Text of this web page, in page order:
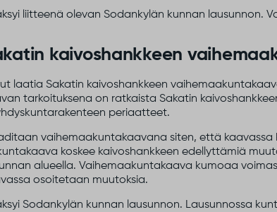
liitteenä olevan Sodankylän kunnan lausunnon.
kaivoshankkeen
laatia Sakatin kaivoshankkeen
tarkoituksena on ratkaista Sakatin
periaatteet.
vaihemaakuntakaavana siten, että
koskee kaivoshankkeen edellyttämiä
alueella. Vaihemaakuntakaava kumoaa
osoitetaan muutoksia.
Sodankylän kunnan lausunnon. Lausunnossa